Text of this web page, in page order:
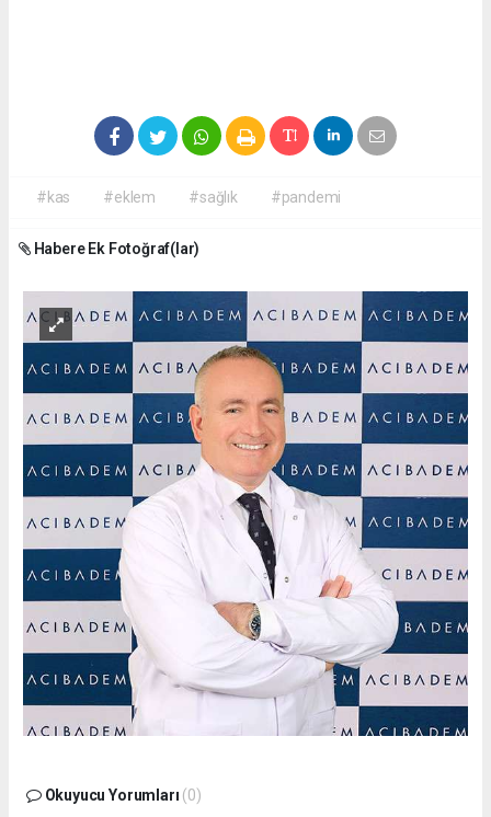
#kas #eklem #sağlık #pandemi
Habere Ek Fotoğraf(lar)
Okuyucu Yorumları (0)